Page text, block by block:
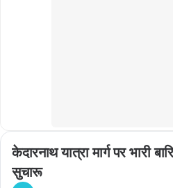
केदारनाथ यात्रा मार्ग पर भारी
सुचारू